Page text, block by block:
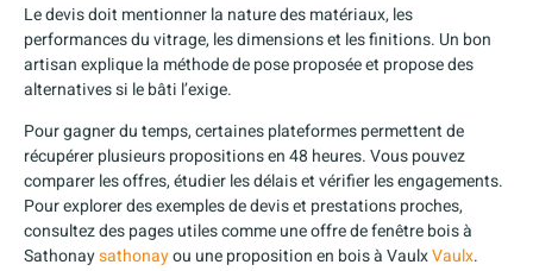
Le devis doit mentionner la nature des matériaux, les
performances du vitrage, les dimensions et les finitions. Un bon
artisan explique la méthode de pose proposée et propose des
alternatives si le bâti l’exige.
Pour gagner du temps, certaines plateformes permettent de
récupérer plusieurs propositions en 48 heures. Vous pouvez
comparer les offres, étudier les délais et vérifier les engagements.
Pour explorer des exemples de devis et prestations proches,
consultez des pages utiles comme une offre de fenêtre bois à
Sathonaysathonayou une proposition en bois à VaulxVaulx.